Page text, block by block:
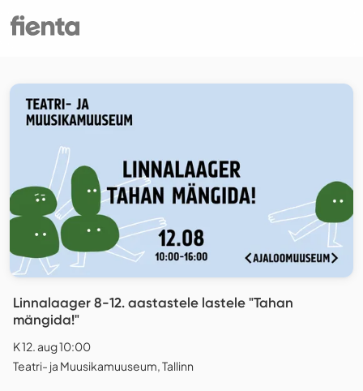
Linnalaager 8-12. aastastele lastele "Tahan
mängida!"
K 12. aug 10:00
Teatri- ja Muusikamuuseum, Tallinn